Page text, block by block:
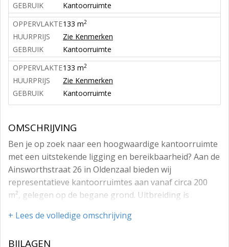
GEBRUIK
Kantoorruimte
OPPERVLAKTE133 m2
HUURPRIJS
Zie Kenmerken
GEBRUIK
Kantoorruimte
OPPERVLAKTE133 m2
HUURPRIJS
Zie Kenmerken
GEBRUIK
Kantoorruimte
OMSCHRIJVING
Ben je op zoek naar een hoogwaardige kantoorruimte
met een uitstekende ligging en bereikbaarheid? Aan de
Ainsworthstraat 26 in Oldenzaal bieden wij
representatieve kantoorruimtes aan vanaf circa 200
m², gelegen op de begane grond. Uitbreiding is
(begane grond). Daarnaast is er optioneel circa 250 m²
+ Lees de volledige omschrijving
BIJLAGEN